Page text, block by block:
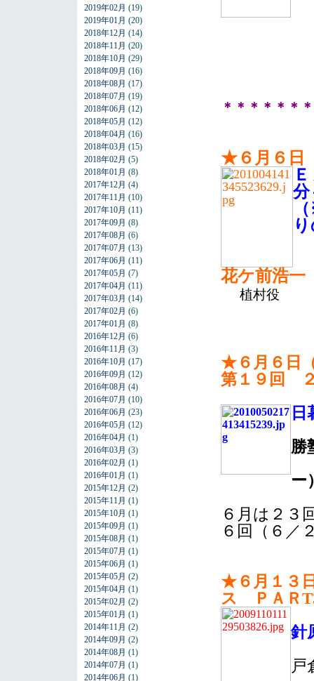
2019年02月 (19)
2019年01月 (20)
2018年12月 (14)
2018年11月 (20)
2018年10月 (29)
2018年09月 (16)
2018年08月 (17)
2018年07月 (19)
2018年06月 (12)
2018年05月 (12)
2018年04月 (16)
2018年03月 (15)
2018年02月 (5)
2018年01月 (8)
2017年12月 (4)
2017年11月 (10)
2017年10月 (11)
2017年09月 (8)
2017年08月 (6)
2017年07月 (13)
2017年06月 (11)
2017年05月 (7)
2017年04月 (11)
2017年03月 (14)
2017年02月 (6)
2017年01月 (8)
2016年12月 (6)
2016年11月 (3)
2016年10月 (17)
2016年09月 (12)
2016年08月 (4)
2016年07月 (10)
2016年06月 (23)
2016年05月 (12)
2016年04月 (1)
2016年03月 (3)
2016年02月 (1)
2016年01月 (1)
2015年12月 (2)
2015年11月 (1)
2015年10月 (1)
2015年09月 (1)
2015年08月 (1)
2015年07月 (1)
2015年06月 (1)
2015年05月 (2)
2015年04月 (1)
2015年02月 (2)
2015年01月 (1)
2014年11月 (2)
2014年09月 (2)
2014年08月 (1)
2014年07月 (1)
2014年06月 (1)
＊＊＊＊＊＊
★６月６日
分
花ケ前浩
植村役
★６月６日
第１９回
勝
ー
６月は２３
６回（６／
★６月１３
ス ＰＡＲ
針
戸